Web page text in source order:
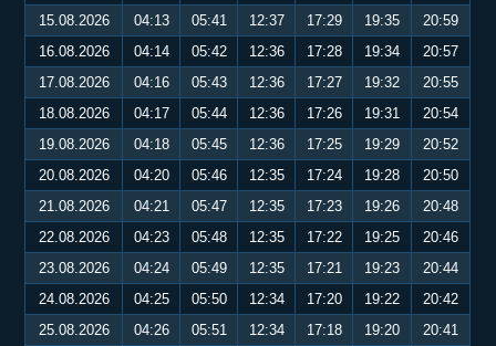
15.08.2026
04:13 05:41 12:37 17:29 19:35
20:59
16.08.2026
04:14 05:42 12:36 17:28 19:34
20:57
17.08.2026
04:16 05:43 12:36 17:27 19:32
20:55
18.08.2026
04:17 05:44 12:36 17:26 19:31
20:54
19.08.2026
04:18 05:45 12:36 17:25 19:29
20:52
20.08.2026
04:20 05:46 12:35 17:24 19:28
20:50
21.08.2026
04:21 05:47 12:35 17:23 19:26
20:48
22.08.2026
04:23 05:48 12:35 17:22 19:25
20:46
23.08.2026
04:24 05:49 12:35 17:21 19:23
20:44
24.08.2026
04:25 05:50 12:34 17:20 19:22
20:42
25.08.2026
04:26 05:51 12:34 17:18 19:20
20:41